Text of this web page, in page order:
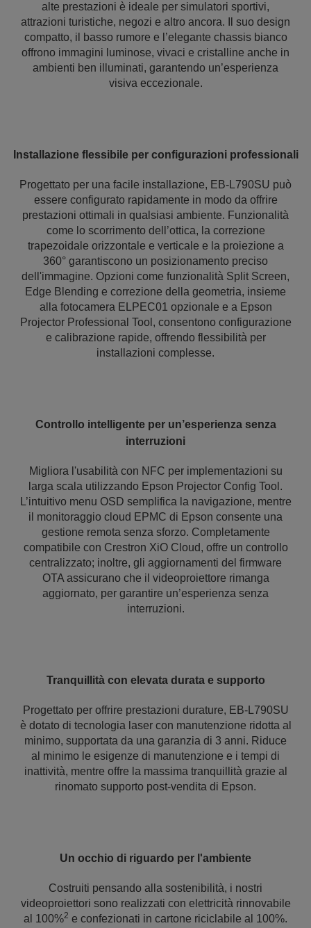
alte prestazioni è ideale per simulatori sportivi,
attrazioni turistiche, negozi e altro ancora. Il suo design
compatto, il basso rumore e l’elegante chassis bianco
offrono immagini luminose, vivaci e cristalline anche in
ambienti ben illuminati, garantendo un’esperienza
visiva eccezionale.
Installazione flessibile per configurazioni professionali
Progettato per una facile installazione, EB-L790SU può
essere configurato rapidamente in modo da offrire
prestazioni ottimali in qualsiasi ambiente. Funzionalità
come lo scorrimento dell’ottica, la correzione
trapezoidale orizzontale e verticale e la proiezione a
360° garantiscono un posizionamento preciso
dell'immagine. Opzioni come funzionalità Split Screen,
Edge Blending e correzione della geometria, insieme
alla fotocamera ELPEC01 opzionale e a Epson
Projector Professional Tool, consentono configurazione
e calibrazione rapide, offrendo flessibilità per
installazioni complesse.
Controllo intelligente per un’esperienza senza
interruzioni
Migliora l'usabilità con NFC per implementazioni su
larga scala utilizzando Epson Projector Config Tool.
L’intuitivo menu OSD semplifica la navigazione, mentre
il monitoraggio cloud EPMC di Epson consente una
gestione remota senza sforzo. Completamente
compatibile con Crestron XiO Cloud, offre un controllo
centralizzato; inoltre, gli aggiornamenti del firmware
OTA assicurano che il videoproiettore rimanga
aggiornato, per garantire un’esperienza senza
interruzioni.
Tranquillità con elevata durata e supporto
Progettato per offrire prestazioni durature, EB-L790SU
è dotato di tecnologia laser con manutenzione ridotta al
minimo, supportata da una garanzia di 3 anni. Riduce
al minimo le esigenze di manutenzione e i tempi di
inattività, mentre offre la massima tranquillità grazie al
rinomato supporto post-vendita di Epson.
Un occhio di riguardo per l'ambiente
Costruiti pensando alla sostenibilità, i nostri
videoproiettori sono realizzati con elettricità rinnovabile
al 100%2 e confezionati in cartone riciclabile al 100%.